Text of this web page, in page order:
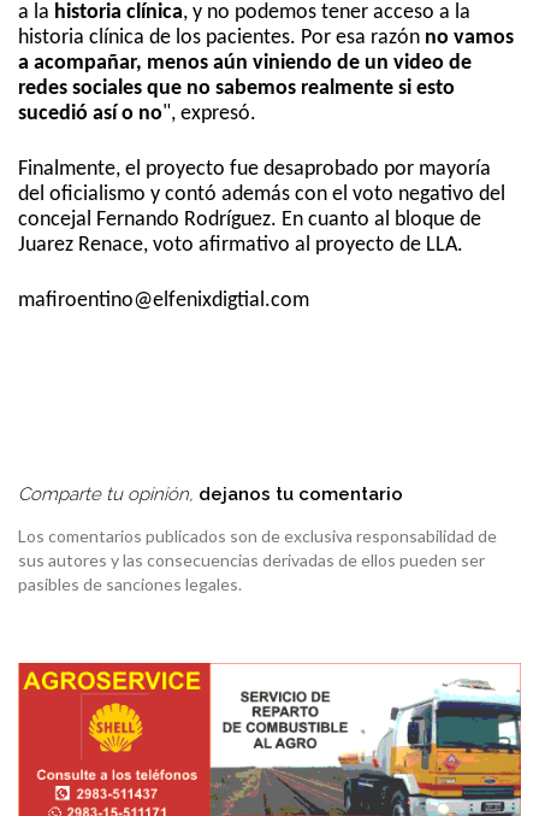
a la historia clínica, y no podemos tener acceso a la
historia clínica de los pacientes. Por esa razón no vamos
a acompañar, menos aún viniendo de un video de
redes sociales que no sabemos realmente si esto
sucedió así o no", expresó.
Finalmente, el proyecto fue desaprobado por mayoría
del oficialismo y contó además con el voto negativo del
concejal Fernando Rodríguez. En cuanto al bloque de
Juarez Renace, voto afirmativo al proyecto de LLA.
mafiroentino@elfenixdigtial.com
Comparte tu opinión, dejanos tu comentario
Los comentarios publicados son de exclusiva responsabilidad de
sus autores y las consecuencias derivadas de ellos pueden ser
pasibles de sanciones legales.